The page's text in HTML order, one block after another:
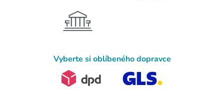
Vyberte si oblíbeného dopravce